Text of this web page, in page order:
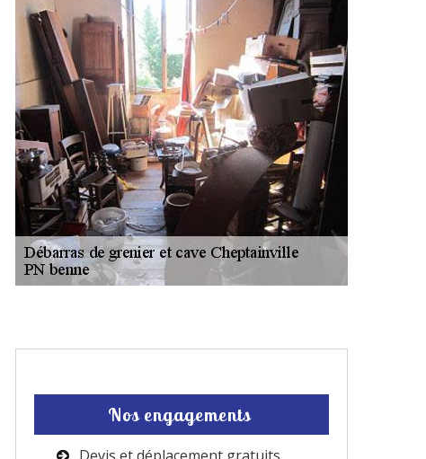
Nos engagements